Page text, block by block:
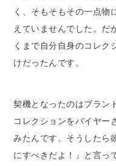
く、そもそもその一点物
えていませんでした。だ
くまで自分自身のコレク
けだったんです。
契機となったのはブラン
コレクションをバイヤー
みたんです。そうしたら
にすべきだよ！』と言っ